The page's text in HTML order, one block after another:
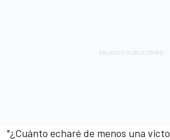
"¿Cuánto echaré de menos una